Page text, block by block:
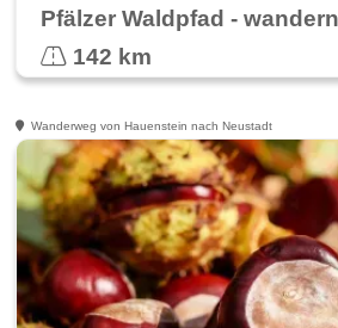
142 km
Wanderweg von Hauenstein nach Neustadt